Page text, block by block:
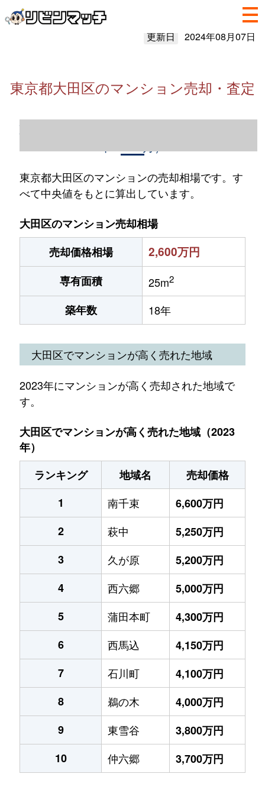
更新日 2024年08月07日
東京都大田区のマンション売却・査定
東京都大田区のマンション売却情報（2023
東京都大田区のマンションの売却相場です。す
べて中央値をもとに算出しています。
大田区のマンション売却相場
売却価格相場
2,600万円
専有面積 25m2
築年数 18年
大田区でマンションが高く売れた地域
2023年にマンションが高く売却された地域で
す。
大田区でマンションが高く売れた地域（2023
年）
ランキング
地域名
売却価格
1
南千束
6,600万円
2
萩中
5,250万円
3
久が原
5,200万円
4
西六郷
5,000万円
5
蒲田本町
4,300万円
6
西馬込
4,150万円
7
石川町
4,100万円
8
鵜の木
4,000万円
9
東雪谷
3,800万円
10
仲六郷 3,700万円